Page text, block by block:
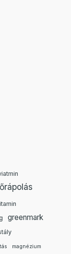
greenmark
magnézium